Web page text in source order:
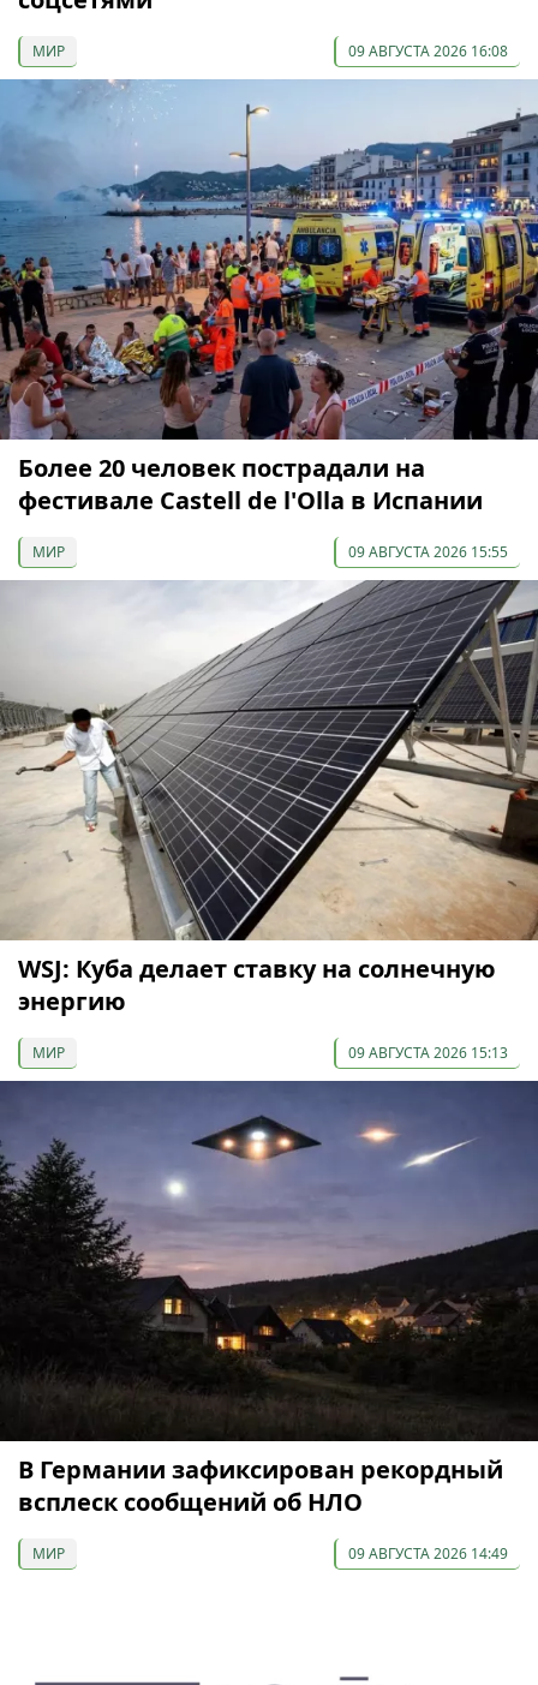
МИР 09 АВГУСТА 2026 16:08
Более 20 человек пострадали на
фестивале Castell de l'Olla в Испании
МИР 09 АВГУСТА 2026 15:55
WSJ: Куба делает ставку на солнечную
энергию
МИР 09 АВГУСТА 2026 15:13
В Германии зафиксирован рекордный
всплеск сообщений об НЛО
МИР 09 АВГУСТА 2026 14:49